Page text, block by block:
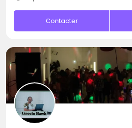
Contacter